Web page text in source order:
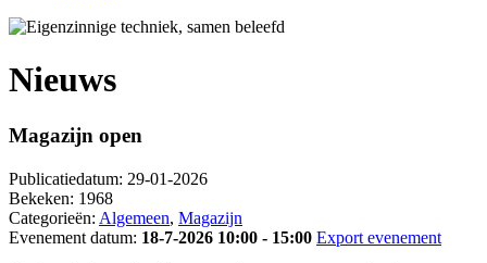
Nieuws
Magazijn open
Publicatiedatum: 29-01-2026
Bekeken: 1968
Categorieën: Algemeen, Magazijn
Evenement datum: 18-7-2026 10:00 - 15:00 Export evenement